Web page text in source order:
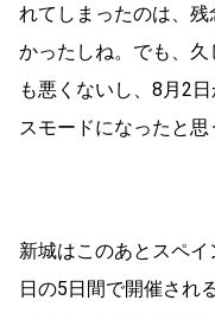
れてしまったのは、
かったしね。でも、
も悪くないし、8月2
スモードになったと思
新城はこのあとスペ
日の5日間で開催され